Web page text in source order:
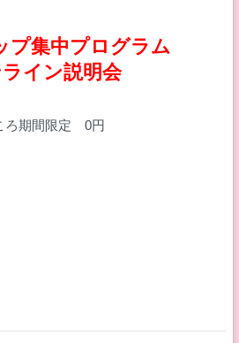
プ集中プログラム
イン説明会
ろ期間限定 0円